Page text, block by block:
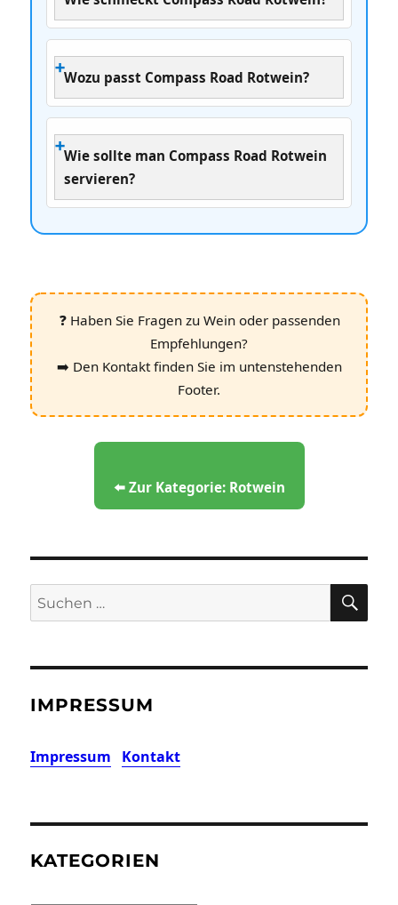
Wozu passt Compass Road Rotwein?
Wie sollte man Compass Road Rotwein
servieren?
❓ Haben Sie Fragen zu Wein oder passenden
Empfehlungen?
➡️ Den Kontakt finden Sie im untenstehenden
Footer.
⬅️ Zur Kategorie: Rotwein
Suchen
nach:
IMPRESSUM
Impressum Kontakt
KATEGORIEN